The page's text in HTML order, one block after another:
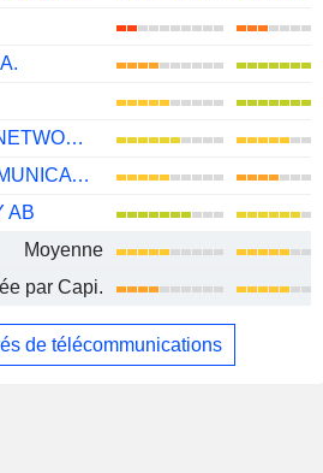
CHINA UNITED NETWORK COMMUNICATIONS LIMITED
CHARTER COMMUNICATIONS, INC.
AB
Moyenne
par Capi.
de télécommunications